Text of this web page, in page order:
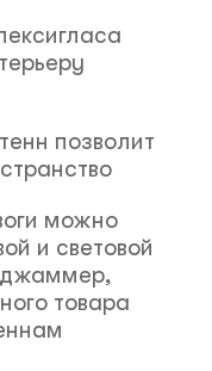
позволит
можно
и световой
джаммер,
товара